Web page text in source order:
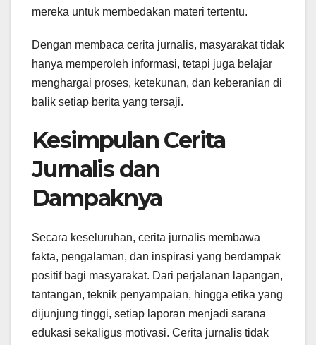
mereka untuk membedakan materi tertentu.
Dengan membaca cerita jurnalis, masyarakat tidak
hanya memperoleh informasi, tetapi juga belajar
menghargai proses, ketekunan, dan keberanian di
balik setiap berita yang tersaji.
Kesimpulan Cerita
Jurnalis dan
Dampaknya
Secara keseluruhan, cerita jurnalis membawa
fakta, pengalaman, dan inspirasi yang berdampak
positif bagi masyarakat. Dari perjalanan lapangan,
tantangan, teknik penyampaian, hingga etika yang
dijunjung tinggi, setiap laporan menjadi sarana
edukasi sekaligus motivasi. Cerita jurnalis tidak